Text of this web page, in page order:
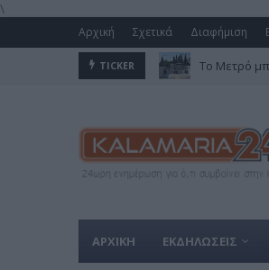
\
Αρχική Σχετικά Διαφήμιση
TICKER
Το Μετρό
Άγιος
ΑΡΧΙΚΗ ΕΚΔΗΛΩΣΕΙΣ